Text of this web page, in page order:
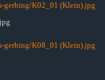
gerbing/K02_01 (Klein).jpg
gerbing/K08_01 (Klein).jpg